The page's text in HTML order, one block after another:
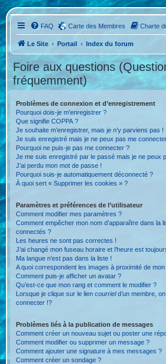
FAQ Carte des Membres Charte
Le Site Portail Index du forum
Foire aux questions
fréquemment)
Problèmes de connexion et d’enregistrement
Pourquoi dois-je m’enregistrer ?
Que signifie COPPA ?
Je souhaite m’enregistrer, mais je n’y parviens pas !
Je suis enregistré mais je ne peux pas me
Pourquoi ne puis-je pas me connecter ?
Je me suis enregistré par le passé mais je ne peux
J’ai perdu mon mot de passe !
Pourquoi suis-je automatiquement déconnecté ?
À quoi sert « Supprimer les cookies » ?
Paramètres et préférences de l’utilisateur
Comment modifier mes paramètres ?
Comment empêcher mon nom d’apparaître dans la
connectés ?
Les heures ne sont pas correctes !
J’ai changé mon fuseau horaire et l’heure est
Ma langue n’est pas dans la liste !
A quoi correspondent les images à proximité de mon
Comment puis-je afficher un avatar ?
Qu’est-ce que mon rang et comment le modifier ?
Lorsque je clique sur le liencourrield’un membre,
connecter !?
Problèmes liés à la publication de messages
Comment créer un nouveau sujet ou poster une
Comment modifier ou supprimer un message ?
Comment ajouter une signature à mes messages ?
Comment créer un sondage ?